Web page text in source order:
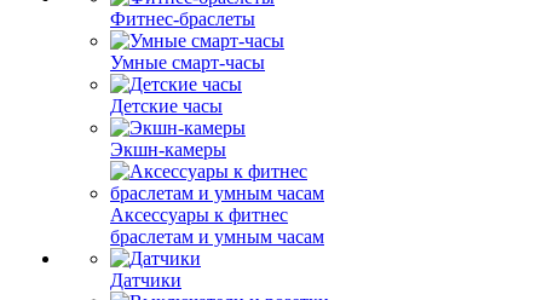
Фитнес-браслеты
Умные смарт-часы
Детские часы
Экшн-камеры
Аксессуары к фитнес
браслетам и умным часам
Датчики